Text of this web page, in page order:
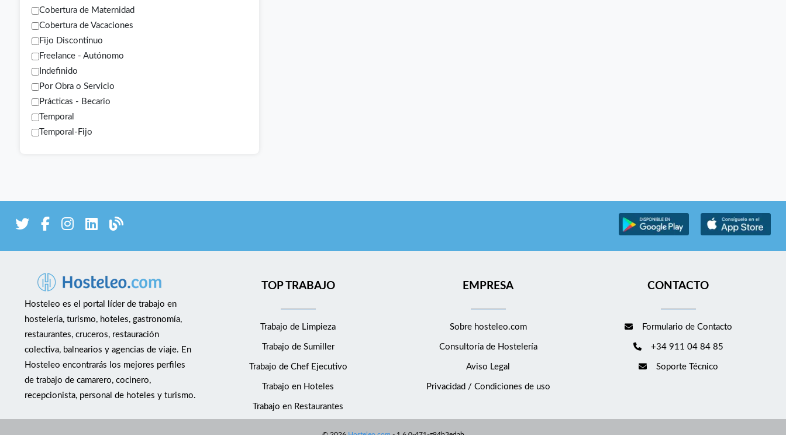
Cobertura de Maternidad
Cobertura de Vacaciones
Fijo Discontinuo
Freelance - Autónomo
Indefinido
Por Obra o Servicio
Prácticas - Becario
Temporal
Temporal-Fijo
Hosteleo es el portal líder de trabajo en
hostelería, turismo, hoteles, gastronomía,
restaurantes, cruceros, restauración
colectiva, balnearios y agencias de viaje. En
Hosteleo encontrarás los mejores perfiles
de trabajo de camarero, cocinero,
recepcionista, personal de hoteles y turismo.
TOP TRABAJO
Trabajo de Limpieza
Trabajo de Sumiller
Trabajo de Chef Ejecutivo
Trabajo en Hoteles
Trabajo en Restaurantes
EMPRESA
Sobre hosteleo.com
Consultoría de Hostelería
Aviso Legal
Privacidad / Condiciones de uso
CONTACTO
Formulario de Contacto
+34 911 04 84 85
Soporte Técnico